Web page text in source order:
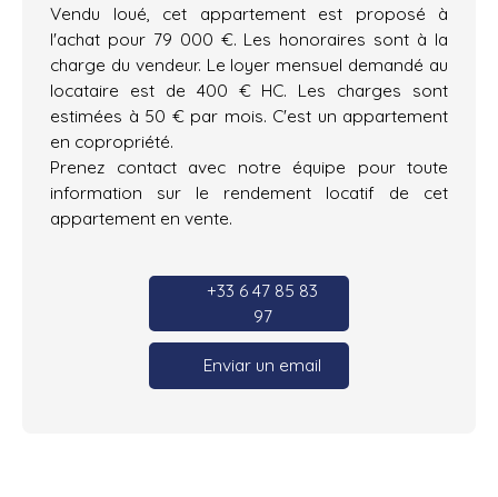
Vendu loué, cet appartement est proposé à
l'achat pour 79 000 €. Les honoraires sont à la
charge du vendeur. Le loyer mensuel demandé au
locataire est de 400 € HC. Les charges sont
estimées à 50 € par mois. C'est un appartement
en copropriété.
Prenez contact avec notre équipe pour toute
information sur le rendement locatif de cet
appartement en vente.
+33 6 47 85 83
97
Enviar un email